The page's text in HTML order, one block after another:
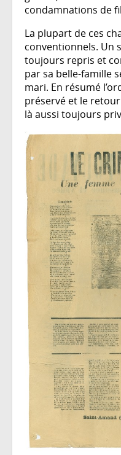
condamnations de
La plupart de ces
conventionnels. Un
toujours repris et
par sa belle-famille
mari. En résumé
préservé et le
là aussi toujours